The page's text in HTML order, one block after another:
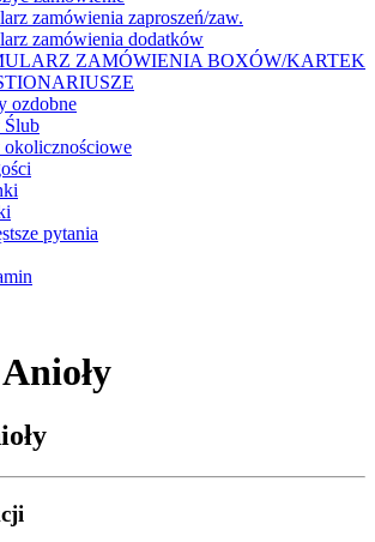
zamówienia zaproszeń/zaw.
zamówienia dodatków
ZAMÓWIENIA BOXÓW/KARTEK
ozdobne
Ślub
okolicznościowe
pytania